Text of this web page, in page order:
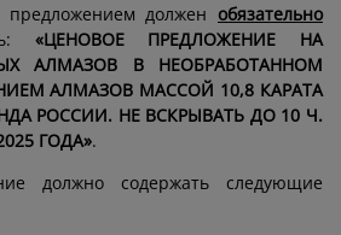
должен обязательно
«ЦЕНОВОЕ ПРЕДЛОЖЕНИЕ НА
АЛМАЗОВ В НЕОБРАБОТАННОМ
АЛМАЗОВ МАССОЙ 10,8 КАРАТА
РОССИИ. НЕ ВСКРЫВАТЬ ДО 10 Ч.
ГОДА».
должно содержать следующие